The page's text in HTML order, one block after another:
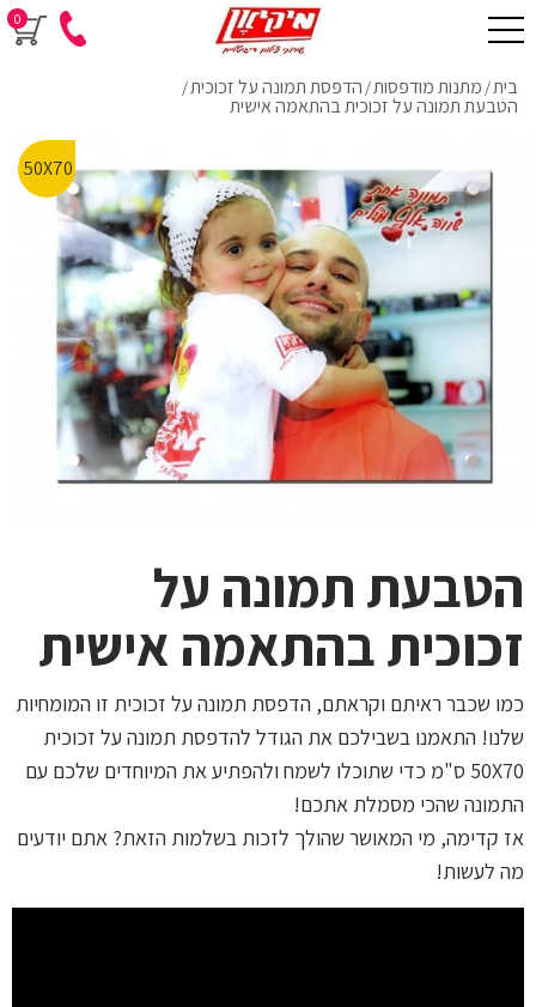
0
בית/ מתנות מודפסות/ הדפסת תמונה על זכוכית/
הטבעת תמונה על זכוכית בהתאמה אישית
50X70
הטבעת תמונה על
זכוכית בהתאמה אישית
כמו שכבר ראיתם וקראתם, הדפסת תמונה על זכוכית זו המומחיות
שלנו! התאמנו בשבילכם את הגודל להדפסת תמונה על זכוכית
50X70 ס"מ כדי שתוכלו לשמח ולהפתיע את המיוחדים שלכם עם
התמונה שהכי מסמלת אתכם!
אז קדימה, מי המאושר שהולך לזכות בשלמות הזאת? אתם יודעים
מה לעשות!